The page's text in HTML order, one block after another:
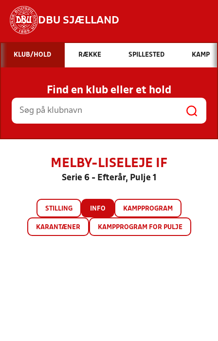
DBU SJÆLLAND
Hvad vil du søge efter?
INDHOLD OG NYHEDER
STILLINGER, RESULTATER, KLUBBER OG
HOLD
KLUB/HOLD RÆKKE SPILLESTED KAMP
Find en klub eller et hold
MELBY-LISELEJE IF
Serie 6 - Efterår, Pulje 1
STILLING INFO KAMPPROGRAM
KARANTÆNER KAMPPROGRAM FOR PULJE